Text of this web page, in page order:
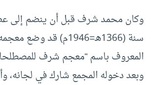
وكان محمد شرف قبل أن ينضم إلى
سنة (1366هـ=1946م) قد
المعروف باسم “معجم شرف
وبعد دخوله المجمع شارك في لجانه،